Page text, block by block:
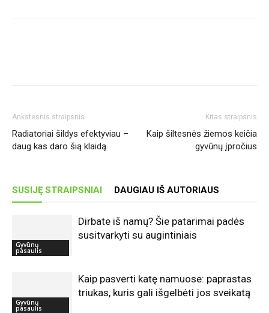
Ankstesnis straipsnis
Radiatoriai šildys efektyviau –
daug kas daro šią klaidą
Kitas straipsnis
Kaip šiltesnės žiemos keičia
gyvūnų įpročius
SUSIJĘ STRAIPSNIAI DAUGIAU IŠ AUTORIAUS
Gyvūnų
pasaulis
Dirbate iš namų? Šie patarimai padės
susitvarkyti su augintiniais
Gyvūnų
pasaulis
Kaip pasverti katę namuose: paprastas
triukas, kuris gali išgelbėti jos sveikatą